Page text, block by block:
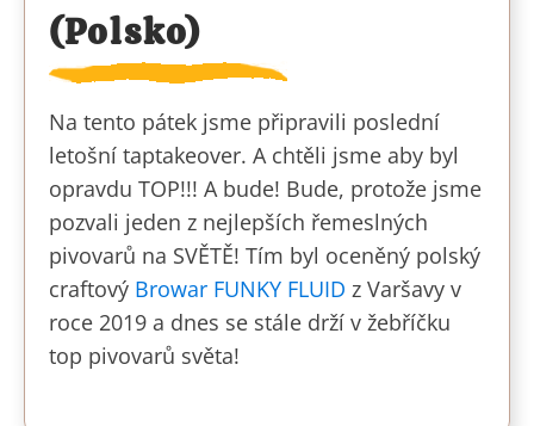
(Polsko)
Na tento pátek jsme připravili poslední
letošní taptakeover. A chtěli jsme aby byl
opravdu TOP!!! A bude! Bude, protože jsme
pozvali jeden z nejlepších řemeslných
pivovarů na SVĚTĚ! Tím byl oceněný polský
craftový Browar FUNKY FLUID z Varšavy v
roce 2019 a dnes se stále drží v žebříčku
top pivovarů světa!